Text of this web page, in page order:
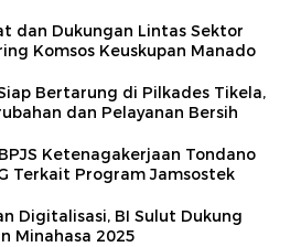
dan Dukungan Lintas Sektor
Komsos Keuskupan Manado
Bertarung di Pilkades Tikela,
dan Pelayanan Bersih
Ketenagakerjaan Tondano
Terkait Program Jamsostek
Digitalisasi, BI Sulut Dukung
Minahasa 2025